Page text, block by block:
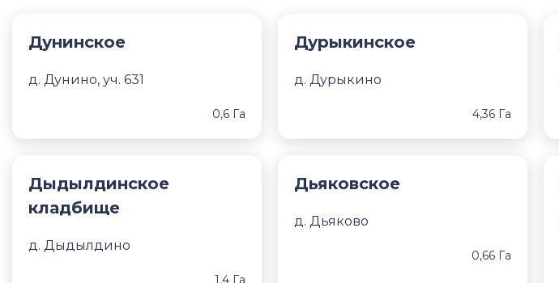
Дунинское
д. Дунино, уч. 631
0,6 Га
Дурыкинское
д. Дурыкино
4,36 Га
Дыдылдинское
кладбище
д. Дыдылдино
1,4 Га
Дьяковское
д. Дьяково
0,66 Га